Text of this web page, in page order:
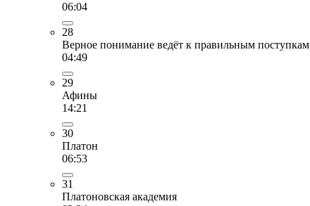
06:04
28
Верное понимание ведёт к правильным поступкам
04:49
29
Афины
14:21
30
Платон
06:53
31
Платоновская академия